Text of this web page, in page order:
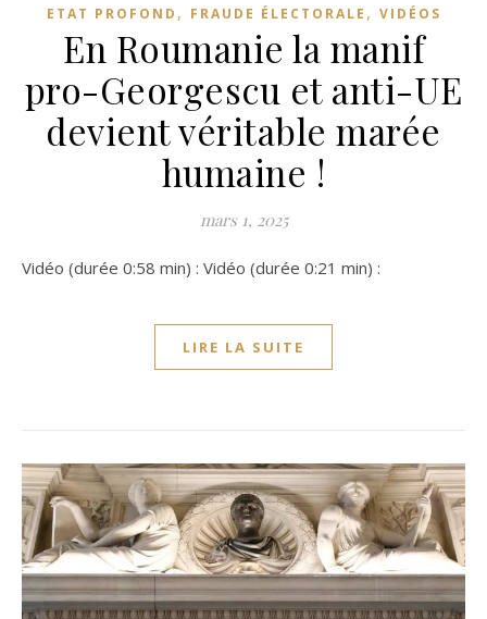
ETAT PROFOND , FRAUDE ÉLECTORALE , VIDÉOS
En Roumanie la manif
pro-Georgescu et anti-UE
devient véritable marée
humaine !
mars 1, 2025
Vidéo (durée 0:58 min) : Vidéo (durée 0:21 min) :
LIRE LA SUITE